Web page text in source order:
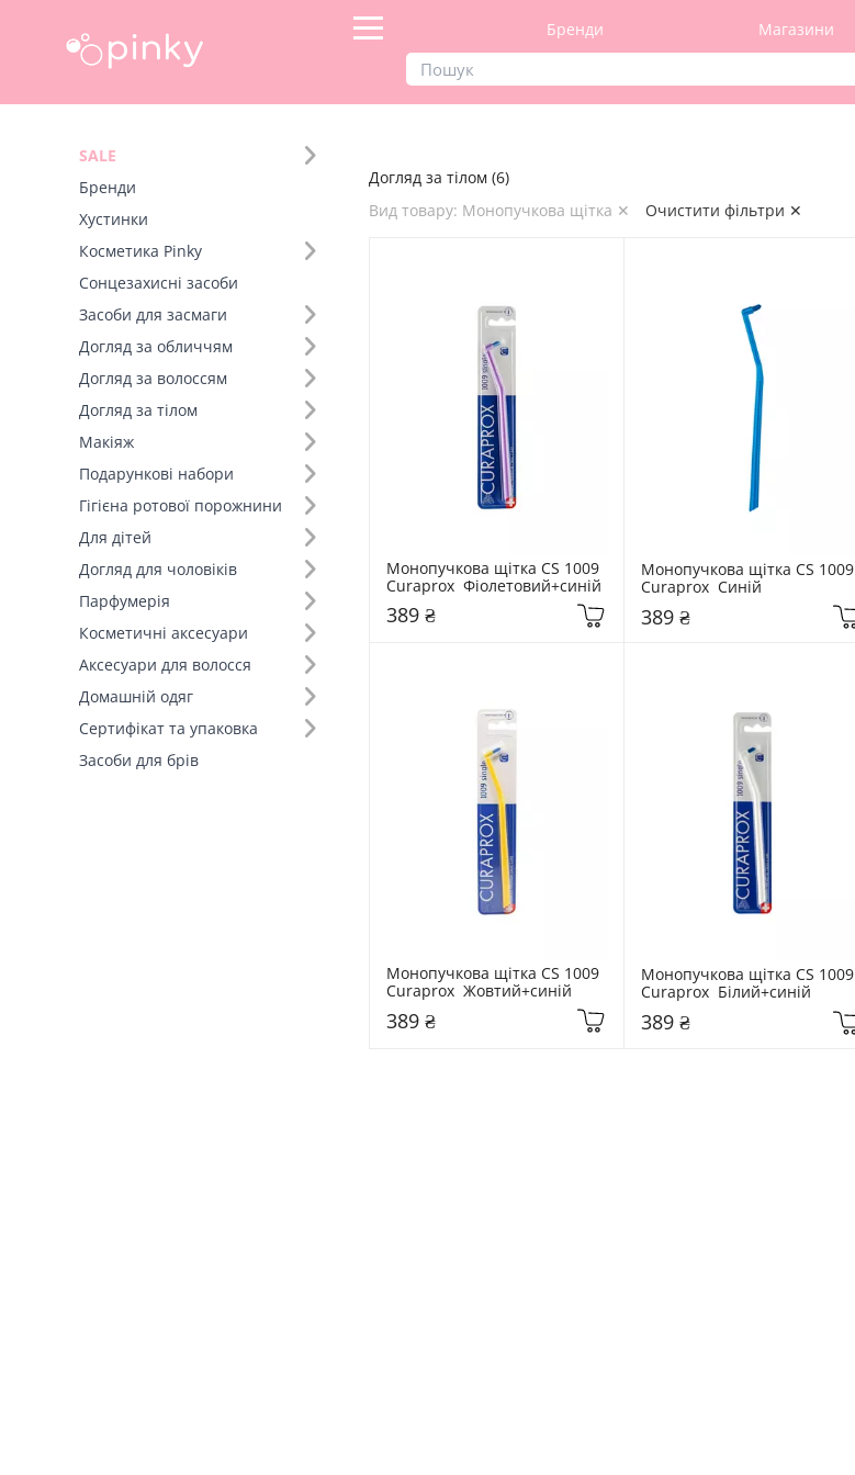
Бренди Магазини
SALE
Бренди
Хустинки
Косметика Pinky
Сонцезахисні засоби
Засоби для засмаги
Догляд за обличчям
Догляд за волоссям
Догляд за тілом
Макіяж
Подарункові набори
Гігієна ротової порожнини
Для дітей
Догляд для чоловіків
Парфумерія
Косметичні аксесуари
Аксесуари для волосся
Домашній одяг
Сертифікат та упаковка
Засоби для брів
Фільтр
Вид товару (48)
Догляд за тілом (6)
Вид товару: Монопучкова щітка ✕
Очистити фільтри ✕
Монопучкова щітка CS 1009
Curaprox  Фіолетовий+синій
389 ₴
Монопучкова щітка CS 1009
Curaprox  Синій
389 ₴
Монопучкова щітка CS 1009
Curaprox  Жовтий+синій
389 ₴
Монопучкова щітка CS 1009
Curaprox  Білий+синій
389 ₴